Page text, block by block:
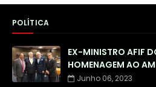
POLÍTICA
EX-MINISTRO AFIF
HOMENAGEM AO
Junho 06, 2023